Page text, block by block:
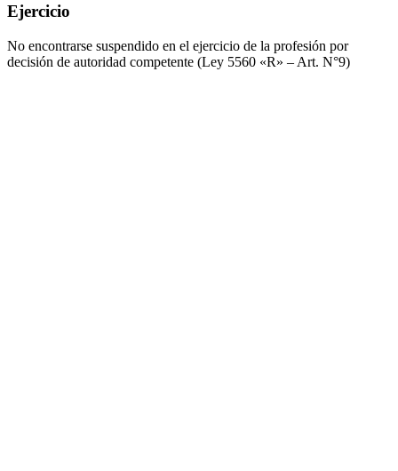
Ejercicio
No encontrarse suspendido en el ejercicio de la profesión por
decisión de autoridad competente (Ley 5560 «R» – Art. N°9)